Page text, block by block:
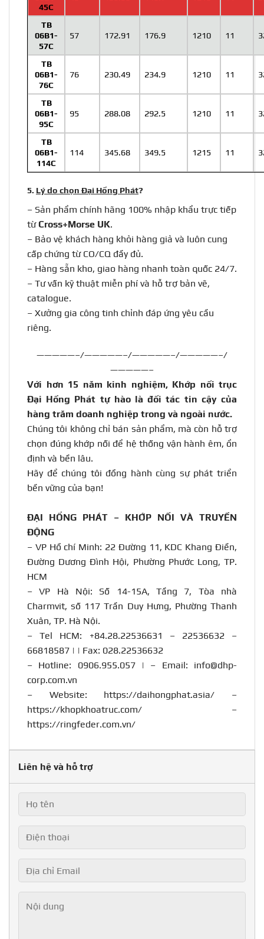
45C
TB
06B1-
57C
57 172.91 176.9 1210 11
TB
06B1-
76C
76 230.49 234.9 1210 11
TB
06B1-
95C
95 288.08 292.5 1210 11
TB
06B1-
114C
114 345.68 349.5 1215 11
5. Lý do chọn Đại Hồng Phát?
– Sản phẩm chính hãng 100% nhập khẩu trực tiếp
từCross+Morse UK.
– Bảo vệ khách hàng khỏi hàng giả và luôn cung
cấp chứng từ CO/CQ đầy đủ.
– Hàng sẵn kho, giao hàng nhanh toàn quốc 24/7.
– Tư vấn kỹ thuật miễn phí và hỗ trợ bản vẽ,
catalogue.
– Xưởng gia công tinh chỉnh đáp ứng yêu cầu
riêng.
—————–/—————–/—————–/—————–/
—————–
Với hơn 15 năm kinh nghiệm, Khớp nối trục
Đại Hồng Phát tự hào là đối tác tin cậy của
hàng trăm doanh nghiệp trong và ngoài nước.
Chúng tôi không chỉ bán sản phẩm, mà còn hỗ trợ
chọn đúng khớp nối để hệ thống vận hành êm, ổn
định và bền lâu.
Hãy để chúng tôi đồng hành cùng sự phát triển
bền vững của bạn!
ĐẠI HỒNG PHÁT – KHỚP NỐI VÀ TRUYỀN
ĐỘNG
– VP Hồ chí Minh: 22 Đường 11, KDC Khang Điền,
Đường Dương Đình Hội, Phường Phước Long, TP.
HCM
– VP Hà Nội: Số 14-15A, Tầng 7, Tòa nhà
Charmvit, số 117 Trần Duy Hưng, Phường Thanh
Xuân, TP. Hà Nội.
– Tel HCM: +84.28.22536631 – 22536632 –
66818587 | | Fax: 028.22536632
– Hotline: 0906.955.057| – Email: info@dhp-
corp.com.vn
– Website: https://daihongphat.asia/ –
https://khopkhoatruc.com/ –
https://ringfeder.com.vn/
Liên hệ và hỗ trợ